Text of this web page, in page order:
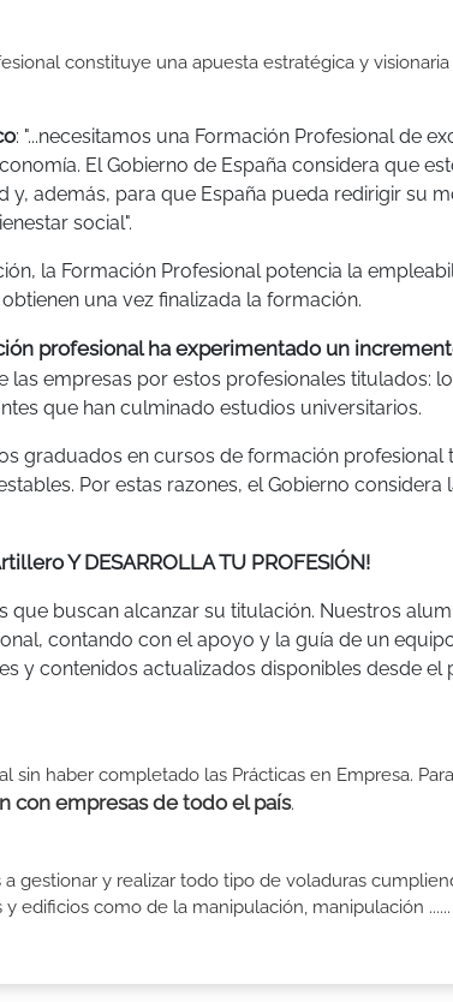
constituye una apuesta estratégica y
: "...necesitamos una Formación Profesional de
El Gobierno de España considera que
además, para que España pueda redirigir su
social".
la Formación Profesional potencia la
una vez finalizada la formación.
profesional ha experimentado un
las empresas por estos profesionales titulados:
que han culminado estudios universitarios.
graduados en cursos de formación profesional
Por estas razones, el Gobierno considera
Y DESARROLLA TU PROFESIÓN!
buscan alcanzar su titulación. Nuestros
contando con el apoyo y la guía de un
y contenidos actualizados disponibles desde el
haber completado las Prácticas en Empresa.
con empresas de todo el país.
gestionar y realizar todo tipo de voladuras
edificios como de la manipulación, manipulación ......